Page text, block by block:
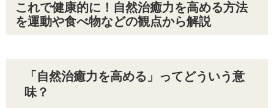
これで健康的に！自然治癒力を高める方法
を運動や食べ物などの観点から解説
「自然治癒力を高める」ってどういう意
味？